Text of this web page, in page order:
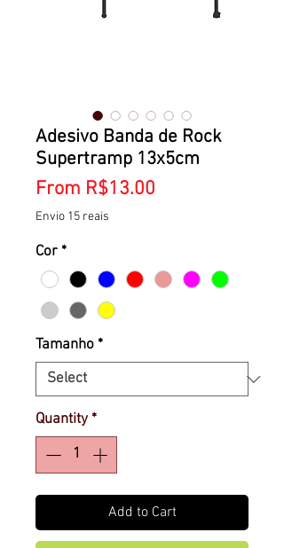
Adesivo Banda de Rock
Supertramp 13x5cm
From R$13.00
Envio 15 reais
Cor *
Tamanho *
Quantity *
Add to Cart